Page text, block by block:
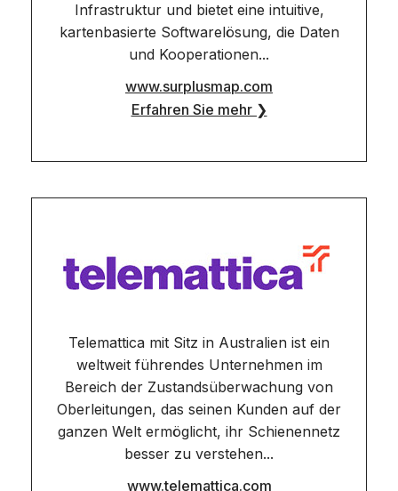
Infrastruktur und bietet eine intuitive,
kartenbasierte Softwarelösung, die Daten
und Kooperationen...
www.surplusmap.com
Erfahren Sie mehr ❯
Telemattica mit Sitz in Australien ist ein
weltweit führendes Unternehmen im
Bereich der Zustandsüberwachung von
Oberleitungen, das seinen Kunden auf der
ganzen Welt ermöglicht, ihr Schienennetz
besser zu verstehen...
www.telemattica.com